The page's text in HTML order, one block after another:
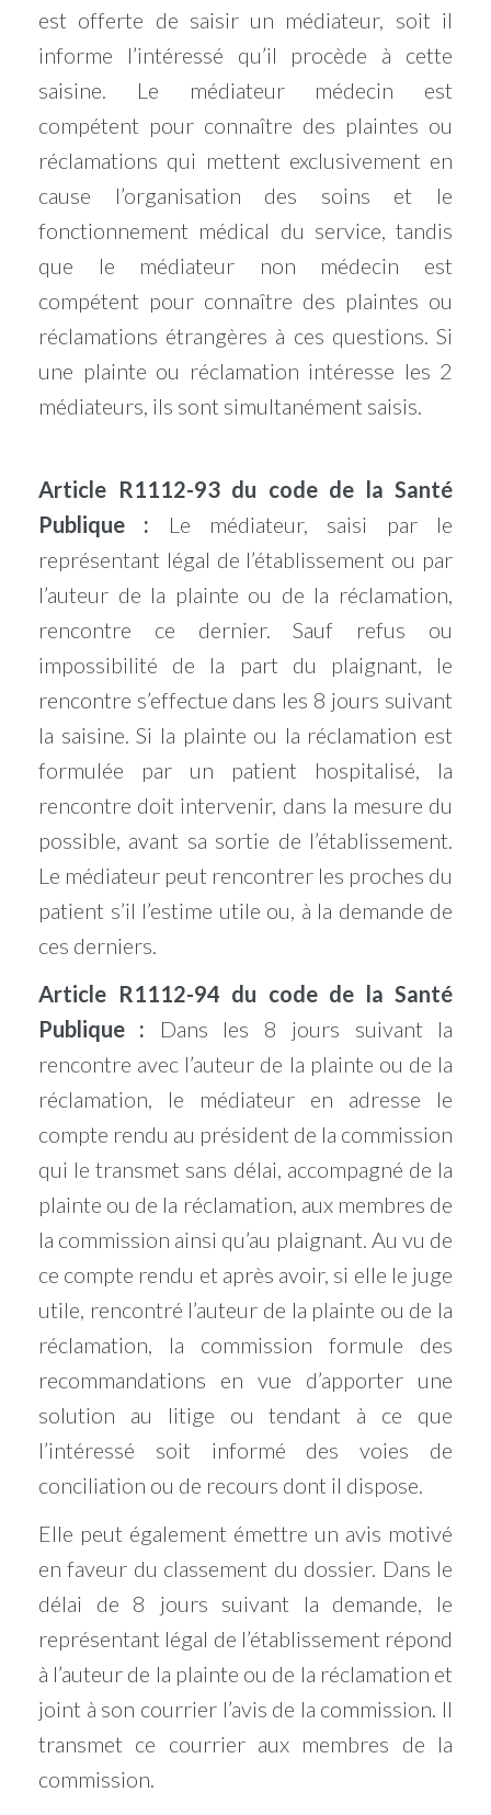
est offerte de saisir un médiateur, soit il
informe l’intéressé qu’il procède à cette
saisine. Le médiateur médecin est
compétent pour connaître des plaintes ou
réclamations qui mettent exclusivement en
cause l’organisation des soins et le
fonctionnement médical du service, tandis
que le médiateur non médecin est
compétent pour connaître des plaintes ou
réclamations étrangères à ces questions. Si
une plainte ou réclamation intéresse les 2
médiateurs, ils sont simultanément saisis.
Article R1112-93 du code de la Santé
Publique : Le médiateur, saisi par le
représentant légal de l’établissement ou par
l’auteur de la plainte ou de la réclamation,
rencontre ce dernier. Sauf refus ou
impossibilité de la part du plaignant, le
rencontre s’effectue dans les 8 jours suivant
la saisine. Si la plainte ou la réclamation est
formulée par un patient hospitalisé, la
rencontre doit intervenir, dans la mesure du
possible, avant sa sortie de l’établissement.
Le médiateur peut rencontrer les proches du
patient s’il l’estime utile ou, à la demande de
ces derniers.
Article R1112-94 du code de la Santé
Publique : Dans les 8 jours suivant la
rencontre avec l’auteur de la plainte ou de la
réclamation, le médiateur en adresse le
compte rendu au président de la commission
qui le transmet sans délai, accompagné de la
plainte ou de la réclamation, aux membres de
la commission ainsi qu’au plaignant. Au vu de
ce compte rendu et après avoir, si elle le juge
utile, rencontré l’auteur de la plainte ou de la
réclamation, la commission formule des
recommandations en vue d’apporter une
solution au litige ou tendant à ce que
l’intéressé soit informé des voies de
conciliation ou de recours dont il dispose.
Elle peut également émettre un avis motivé
en faveur du classement du dossier. Dans le
délai de 8 jours suivant la demande, le
représentant légal de l’établissement répond
à l’auteur de la plainte ou de la réclamation et
joint à son courrier l’avis de la commission. Il
transmet ce courrier aux membres de la
commission.